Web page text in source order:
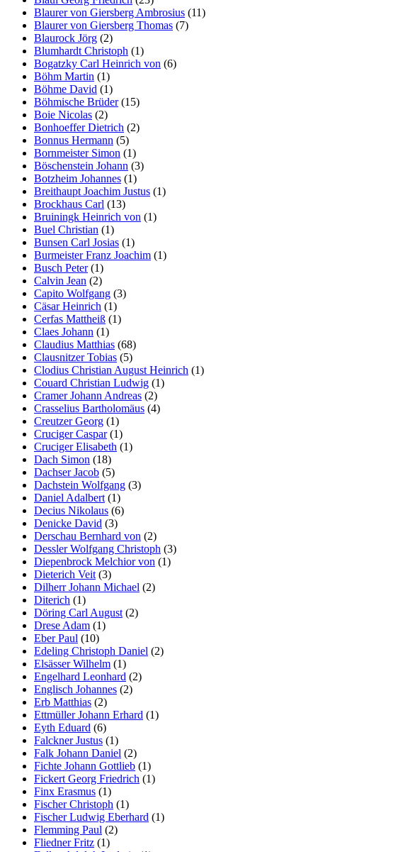
Blaurer von Giersberg Ambrosius (11)
Blaurer von Giersberg Thomas (7)
Blaurock Jörg (2)
Blumhardt Christoph (1)
Bogatzky Carl Heinrich von (6)
Böhm Martin (1)
Böhme David (1)
Böhmische Brüder(15)
Boie Nicolas (2)
Bonhoeffer Dietrich (2)
Bonnus Hermann (5)
Bornmeister Simon (1)
Böschenstein Johann (3)
Botzheim Johannes (1)
Breithaupt Joachim Justus (1)
Brockhaus Carl (13)
Bruiningk Heinrich von (1)
Buel Christian (1)
Bunsen Carl Josias (1)
Burmeister Franz Joachim (1)
Busch Peter(1)
Calvin Jean (2)
Capito Wolfgang (3)
Cäsar Heinrich (1)
Cerfas Mattheiß (1)
Claes Johann (1)
Claudius Matthias (68)
Clausnitzer Tobias (5)
Clodius Christian August Heinrich (1)
Couard Christian Ludwig (1)
Cramer Johann Andreas (2)
Crasselius Bartholomäus (4)
Creutzer Georg (1)
Cruciger Caspar(1)
Cruciger Elisabeth (1)
Dach Simon (18)
Dachser Jacob (5)
Dachstein Wolfgang (3)
Daniel Adalbert (1)
Decius Nikolaus (6)
Denicke David (3)
Derschau Bernhard von (2)
Dessler Wolfgang Christoph (3)
Diepenbrock Melchior von (1)
Dieterich Veit (3)
Dilherr Johann Michael (2)
Diterich (1)
Döring Carl August (2)
Drese Adam (1)
Eber Paul (10)
Edeling Christoph Daniel (2)
Elsässer Wilhelm (1)
Engelhard Leonhard (2)
Englisch Johannes (2)
Erb Matthias (2)
Ettmüller Johann Erhard (1)
Eyth Eduard (6)
Falckner Justus (1)
Falk Johann Daniel (2)
Fichte Johann Gottlieb (1)
Fickert Georg Friedrich (1)
Finx Erasmus (1)
Fischer Christoph (1)
Fischer Ludwig Eberhard (1)
Flemming Paul (2)
Fliedner Fritz (1)